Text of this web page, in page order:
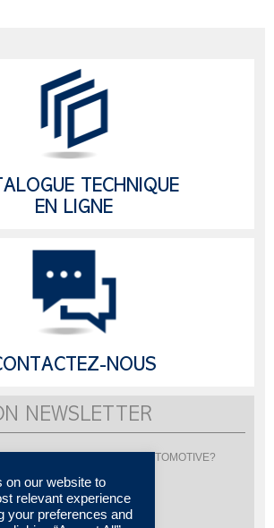
TECHNIQUE
EN LIGNE
NOUS
NEWSLETTER
informé de l'actualité de LISI AUTOMOTIVE?
notre newsletter
on our website to
relevant experience
your preferences and